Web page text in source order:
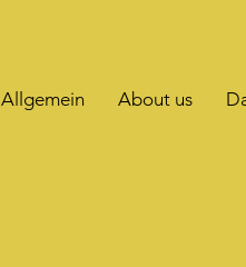
Allgemein About us